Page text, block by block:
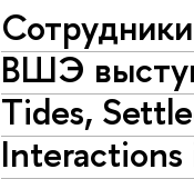
ВШЭ
Tides,
Interactions